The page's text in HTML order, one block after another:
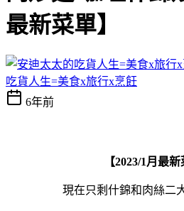
最新菜單】
吃貨人生=美食x旅行x烹飪
6年前
【2023/1月最新
現在只剩什錦和肉絲二